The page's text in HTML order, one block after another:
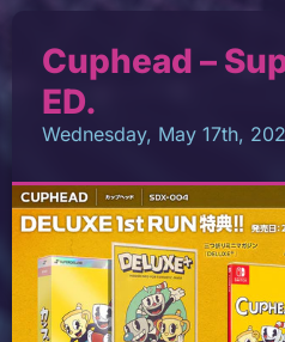
Cuphead –
ED.
Wednesday, May 17th,